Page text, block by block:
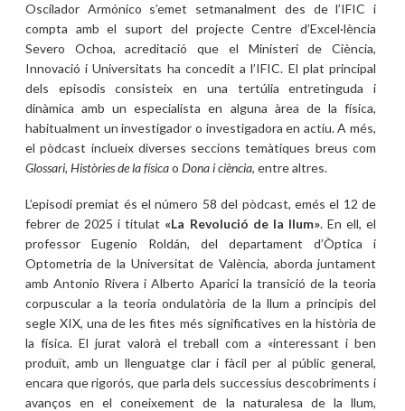
Oscilador Armónico s’emet setmanalment des de l’IFIC i
compta amb el suport del projecte Centre d’Excel·lència
Severo Ochoa, acreditació que el Ministeri de Ciència,
Innovació i Universitats ha concedit a l’IFIC. El plat principal
dels episodis consisteix en una tertúlia entretinguda i
dinàmica amb un especialista en alguna àrea de la física,
habitualment un investigador o investigadora en actiu. A més,
el pòdcast inclueix diverses seccions temàtiques breus com
Glossari, Històries de la físicao Dona i ciència, entre altres.
L’episodi premiat és el número 58 del pòdcast, emés el 12 de
febrer de 2025 i titulat «La Revolució de la llum». En ell, el
professor Eugenio Roldán, del departament d’Òptica i
Optometria de la Universitat de València, aborda juntament
amb Antonio Rivera i Alberto Aparici la transició de la teoria
corpuscular a la teoria ondulatòria de la llum a principis del
segle XIX, una de les fites més significatives en la història de
la física. El jurat valorà el treball com a «interessant i ben
produït, amb un llenguatge clar i fàcil per al públic general,
encara que rigorós, que parla dels successius descobriments i
avanços en el coneixement de la naturalesa de la llum,